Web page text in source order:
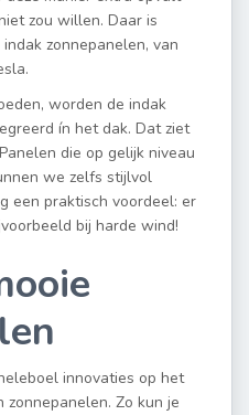
zou willen. Daar is
zonnepanelen, van
worden de indak
ín het dak. Dat ziet
die op gelijk niveau
we zelfs stijlvol
een praktisch voordeel: er
bij harde wind!
innovaties op het
Zo kun je